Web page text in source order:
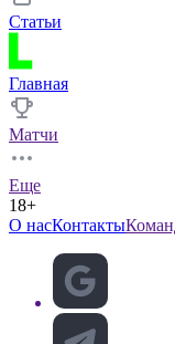
Статьи
Главная
Матчи
Еще
18+
О насКонтакты